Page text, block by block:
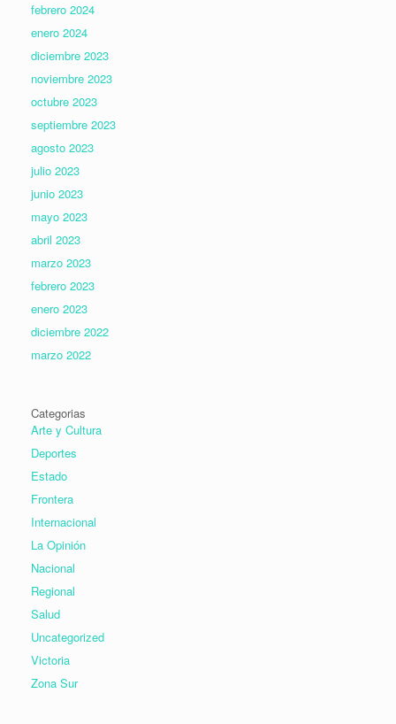
febrero 2024
enero 2024
diciembre 2023
noviembre 2023
octubre 2023
septiembre 2023
agosto 2023
julio 2023
junio 2023
mayo 2023
abril 2023
marzo 2023
febrero 2023
enero 2023
diciembre 2022
marzo 2022
Categorias
Arte y Cultura
Deportes
Estado
Frontera
Internacional
La Opinión
Nacional
Regional
Salud
Uncategorized
Victoria
Zona Sur